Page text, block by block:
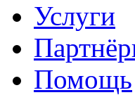
Услуги
Помощь